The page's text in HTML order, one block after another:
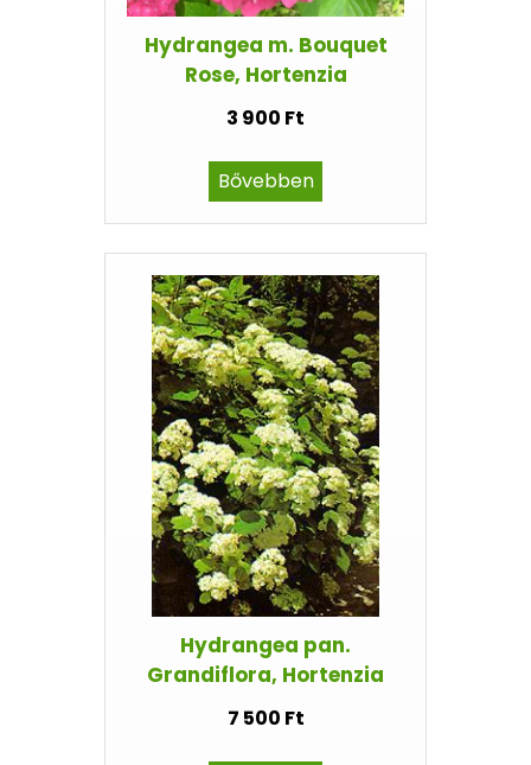
Hydrangea m. Bouquet
Rose, Hortenzia
3 900 Ft
Bővebben
Hydrangea pan.
Grandiflora, Hortenzia
7 500 Ft